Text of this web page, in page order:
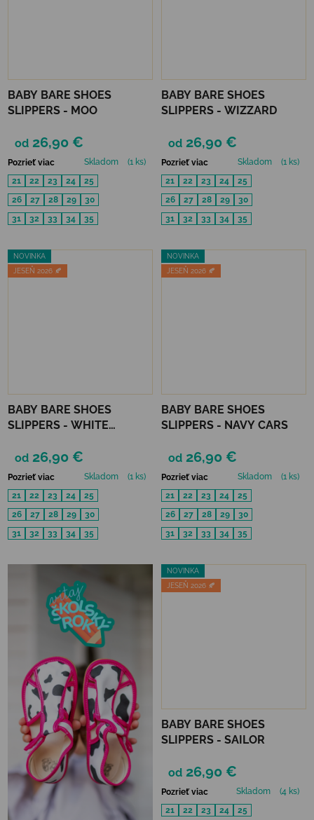
BABY BARE SHOES
SLIPPERS - MOO
od 26,90 €
Pozrieť viac Skladom
(1 ks)
21
22 23 24
25
26
27 28 29
30
31
32 33 34 35
BABY BARE SHOES
SLIPPERS - WIZZARD
od 26,90 €
Pozrieť viac Skladom
(1 ks)
21
22 23 24
25
26
27 28 29
30
31
32 33 34 35
NOVINKA
JESEŇ 2026 🍂
BABY BARE SHOES
SLIPPERS - WHITE
od 26,90 €
Pozrieť viac Skladom
(1 ks)
21
22 23 24
25
26
27 28 29
30
31
32 33 34 35
NOVINKA
JESEŇ 2026 🍂
BABY BARE SHOES
SLIPPERS - NAVY CARS
od 26,90 €
Pozrieť viac Skladom
(1 ks)
21
22 23 24
25
26
27 28 29
30
31
32 33 34 35
NOVINKA
JESEŇ 2026 🍂
BABY BARE SHOES
SLIPPERS - SAILOR
od 26,90 €
Pozrieť viac Skladom
(4 ks)
21
22 23 24
25